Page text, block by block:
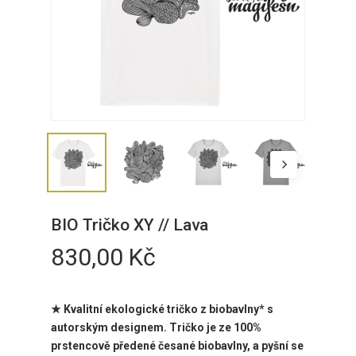
BIO Tričko XY // Lava
830,00 Kč
★ Kvalitní ekologické tričko z biobavlny* s
autorským designem. Tričko je ze 100%
prstencově předené česané biobavlny, a pyšní se